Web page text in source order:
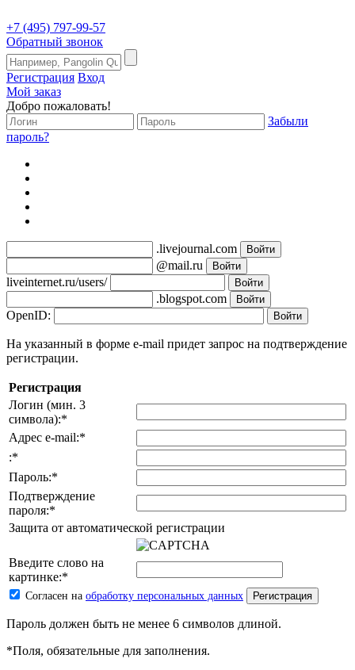
+7 (495) 797-99-57
Обратный звонок
Регистрация Вход
Мой заказ
Добро пожаловать!
Забыли
пароль?
.livejournal.com
@mail.ru
liveinternet.ru/users/
.blogspot.com
OpenID:
На указанный в форме e-mail придет запрос на подтверждение
регистрации.
Регистрация
Логин (мин. 3
символа):*
Адрес e-mail:*
:*
Пароль:*
Подтверждение
пароля:*
Защита от автоматической регистрации
Введите слово на
картинке:*
Согласен на обработку персональных данных
Пароль должен быть не менее 6 символов длиной.
*Поля, обязательные для заполнения.